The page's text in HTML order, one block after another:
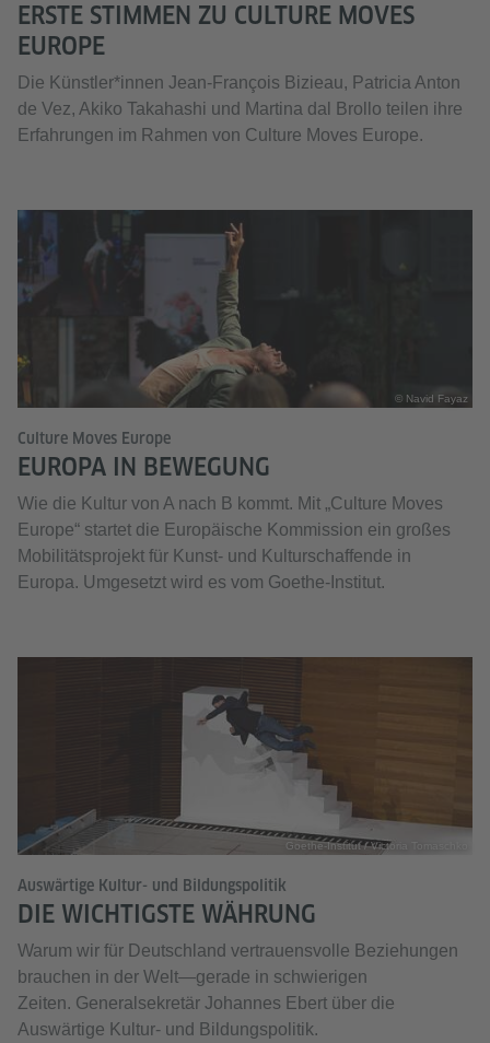
ERSTE STIMMEN ZU CULTURE MOVES
EUROPE
Die Künstler*innen Jean-François Bizieau, Patricia Anton
de Vez, Akiko Takahashi und Martina dal Brollo teilen ihre
Erfahrungen im Rahmen von Culture Moves Europe.
© Navid Fayaz
Culture Moves Europe
EUROPA IN BEWEGUNG
Wie die Kultur von A nach B kommt. Mit „Culture Moves
Europe“ startet die Europäische Kommission ein großes
Mobilitätsprojekt für Kunst- und Kulturschaffende in
Europa. Umgesetzt wird es vom Goethe-Institut.
Goethe-Institut / Victoria Tomaschko
Auswärtige Kultur- und Bildungspolitik
DIE WICHTIGSTE WÄHRUNG
Warum wir für Deutschland vertrauensvolle Beziehungen
brauchen in der Welt—gerade in schwierigen
Zeiten. Generalsekretär Johannes Ebert über die
Auswärtige Kultur- und Bildungspolitik.